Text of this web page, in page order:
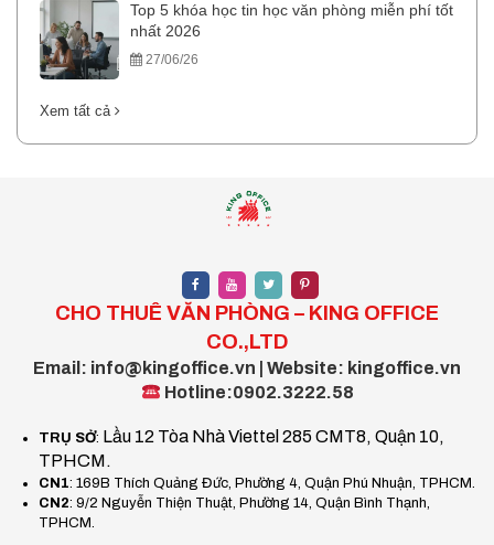
Top 5 khóa học tin học văn phòng miễn phí tốt
nhất 2026
27/06/26
Xem tất cả
CHO THUÊ VĂN PHÒNG – KING OFFICE
CO.,LTD
Email: info@kingoffice.vn | Website: kingoffice.vn
Hotline:0902.3222.58
TRỤ SỞ: Lầu 12 Tòa Nhà Viettel 285 CMT8, Quận 10,
TPHCM.
CN1: 169B Thích Quảng Đức, Phường 4, Quận Phú Nhuận, TPHCM.
CN2: 9/2 Nguyễn Thiện Thuật, Phường 14, Quận Bình Thạnh,
TPHCM.